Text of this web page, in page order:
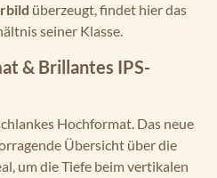
überzeugt, findet hier das
seiner Klasse.
& Brillantes IPS-
Hochformat. Das neue
Übersicht über die
um die Tiefe beim vertikalen